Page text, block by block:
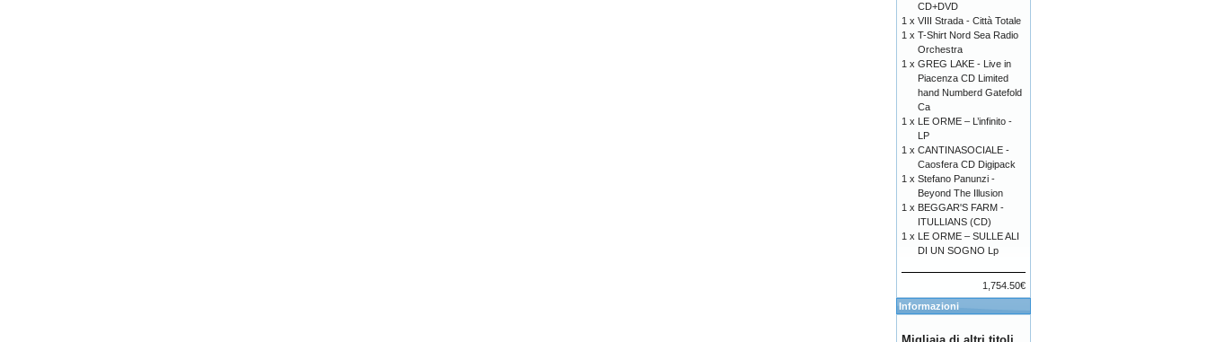
CD+DVD
1 x VIII Strada - Città Totale
1 x T-Shirt Nord Sea Radio
Orchestra
1 x GREG LAKE - Live in
Piacenza CD Limited
hand Numberd Gatefold
Ca
1 x LE ORME – L’infinito -
LP
1 x CANTINASOCIALE -
Caosfera CD Digipack
1 x Stefano Panunzi -
Beyond The Illusion
1 x BEGGAR'S FARM -
ITULLIANS (CD)
1 x LE ORME – SULLE ALI
DI UN SOGNO Lp
1,754.50€
Informazioni